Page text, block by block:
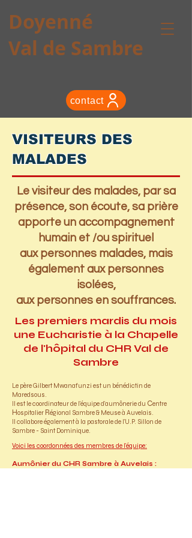
Doyenné
Val de Sambre
contact
VISITEURS DES
MALADES
Le visiteur des malades, par sa
présence, son écoute, sa prière
apporte un accompagnement
humain et /ou spirituel
aux personnes malades, mais
également aux personnes
isolées,
aux personnes en souffrances.
Les premiers mardis du mois
une Eucharistie à la Chapelle
de l'hôpital du CHR Val de
Sambre
Le père Gilbert Mwanafunzi est un bénédictin de
Maredsous.
Il est le coordinateur de l'équipe d'aumônerie du Centre
Hospitalier Régional Sambre & Meuse à Auvelais.
Il collabore également à la pastorale de l'U.P. Sillon de
Sambre - Saint Dominique.
Voici les coordonnées des membres de l'équipe:
Aumônier du CHR Sambre à Auvelais :